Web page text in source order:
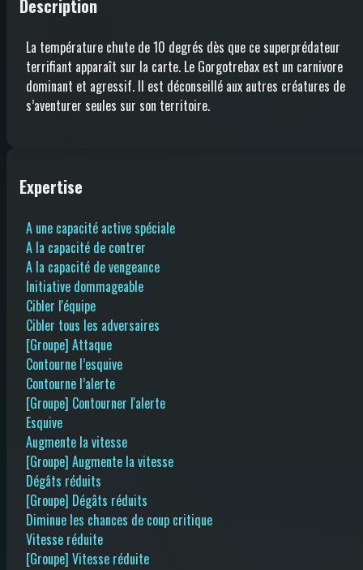
Description
La température chute de 10 degrés dès que ce superprédateur
terrifiant apparaît sur la carte. Le Gorgotrebax est un carnivore
dominant et agressif. Il est déconseillé aux autres créatures de
s’aventurer seules sur son territoire.
Expertise
A une capacité active spéciale
A la capacité de contrer
A la capacité de vengeance
Initiative dommageable
Cibler l'équipe
Cibler tous les adversaires
[Groupe] Attaque
Contourne l’esquive
Contourne l’alerte
[Groupe] Contourner l'alerte
Esquive
Augmente la vitesse
[Groupe] Augmente la vitesse
Dégâts réduits
[Groupe] Dégâts réduits
Diminue les chances de coup critique
Vitesse réduite
[Groupe] Vitesse réduite